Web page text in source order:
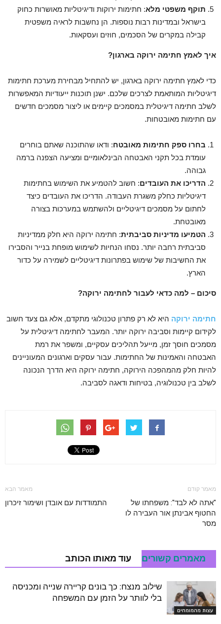
תוקף משפטי מלא: חתימות ירוקות ודיגיטליות מאושרות כחוק
בישראל ובמדינות רבות נוספות. הן נחשבות לראיה משפטית
קבילה במקרים של הסכמים, חוזים ועסקאות.
איך לאמץ חתימה ירוקה בארגון?
כדי לאמץ חתימה ירוקה בארגון, יש להתחיל מבחירת מערכת חתימות
דיגיטליות המותאמת לצרכים שלכם. ישנן תוכנות ייעודיות המאפשרות
לשלב חתימה דיגיטלית במסמכים קיימים או ליצור מסמכים חדשים
עם חתימות מאובטחות.
בחרו ספק חתימות מאובטח: ודאו שהתוכנה שאתם בוחרים
עומדת בכל תקני האבטחה הבינלאומיים ומציעה הצפנה ברמה
גבוהה.
הדריכו את העובדים: חשוב להטמיע את השימוש בחתימות
דיגיטליות כחלק משגרת העבודה. הדריכו את העובדים כיצד
לחתום על מסמכים דיגיטליים ולהשתמש במערכות בצורה
מאובטחת.
הטמיעו מדיניות סביבתית: חתימה ירוקה היא חלק ממדיניות
סביבתית רחבה יותר. נסחו הנחיות לשימוש מופחת בנייר והסבירו
את החשיבות של שימוש בפתרונות דיגיטליים לשמירה על כדור
הארץ.
סיכום – למה כדאי לעבור לחתימה ירוקה?
חתימה ירוקה היא לא רק פתרון טכנולוגי מתקדם, אלא גם צעד חשוב
לקידום קיימות וסביבה ירוקה יותר. המעבר לחתימה דיגיטלית על
מסמכים חוסך זמן, מייעל תהליכים עסקיים, ומשפר את רמת
האבטחה והאמינות של החתימות. עבור עסקים וארגונים המעוניינים
להיות חלק מהמהפכה הירוקה, חתימה ירוקה היא הדרך הנכונה
לשלב בין טכנולוגיה, בטיחות ודאגה לסביבה.
מאמר קודם
"אתה לא לבד": משפחתו של
החטוף אבינתן אור העבירה לו
מסר
מאמר הבא
התמודדות עם אובדן ושימור זיכרון
מאמרים קשורים עוד מאותו הכותב
עצות מהמומחים
שילוב מנצח: כך בונים קריירה שנייה ומכניסה
בלי לוותר על הזמן עם המשפחה